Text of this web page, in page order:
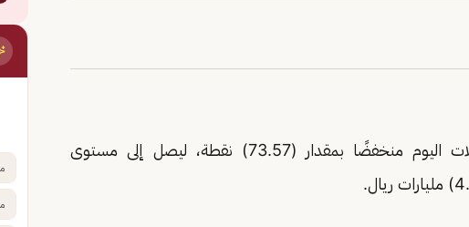
الرئيس تعاملات اليوم منخفضًا بمقدار (73.57) نقطة، ليصل إلى مستوى